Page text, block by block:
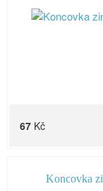
67 Kč
Koncovka